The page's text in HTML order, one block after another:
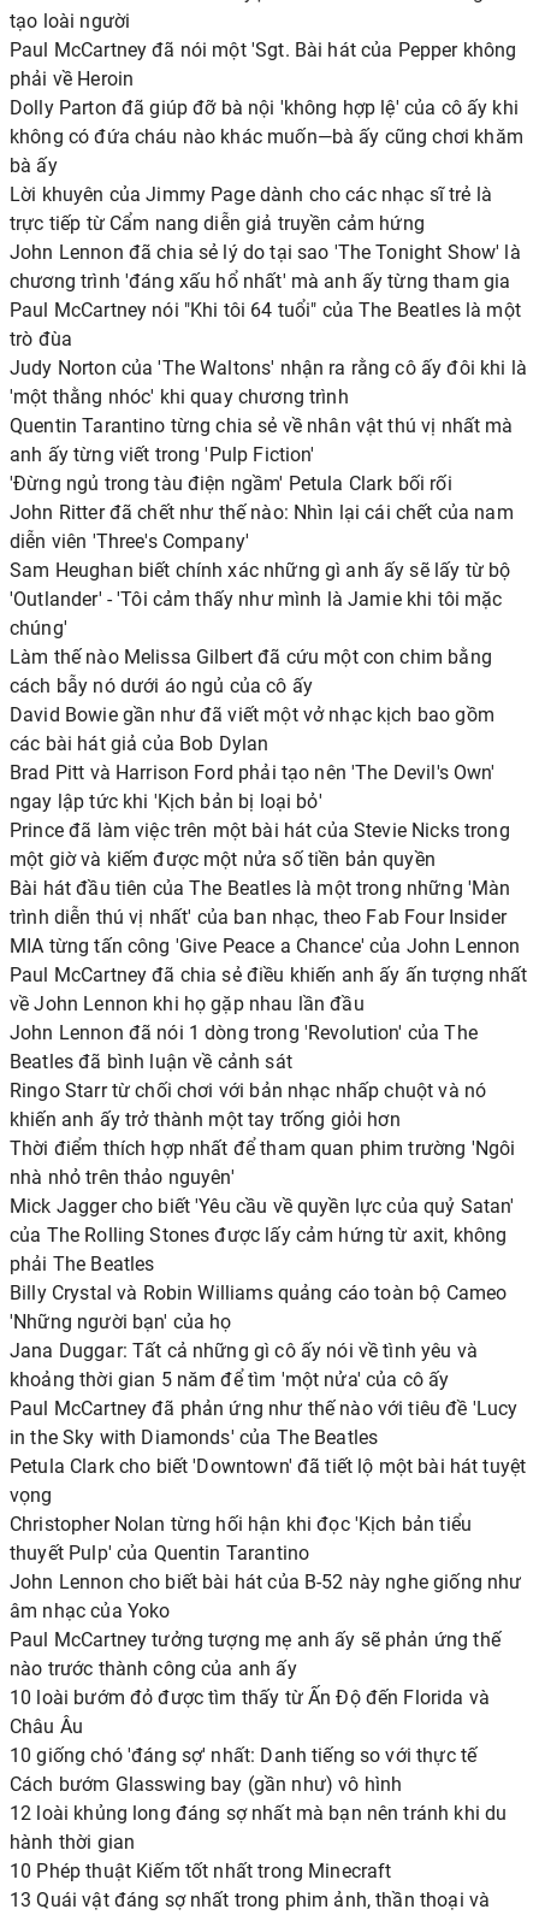
tạo loài người
Paul McCartney đã nói một 'Sgt. Bài hát của Pepper không
phải về Heroin
Dolly Parton đã giúp đỡ bà nội 'không hợp lệ' của cô ấy khi
không có đứa cháu nào khác muốn—bà ấy cũng chơi khăm
bà ấy
Lời khuyên của Jimmy Page dành cho các nhạc sĩ trẻ là
trực tiếp từ Cẩm nang diễn giả truyền cảm hứng
John Lennon đã chia sẻ lý do tại sao 'The Tonight Show' là
chương trình 'đáng xấu hổ nhất' mà anh ấy từng tham gia
Paul McCartney nói "Khi tôi 64 tuổi" của The Beatles là một
trò đùa
Judy Norton của 'The Waltons' nhận ra rằng cô ấy đôi khi là
'một thằng nhóc' khi quay chương trình
Quentin Tarantino từng chia sẻ về nhân vật thú vị nhất mà
anh ấy từng viết trong 'Pulp Fiction'
'Đừng ngủ trong tàu điện ngầm' Petula Clark bối rối
John Ritter đã chết như thế nào: Nhìn lại cái chết của nam
diễn viên 'Three's Company'
Sam Heughan biết chính xác những gì anh ấy sẽ lấy từ bộ
'Outlander' - 'Tôi cảm thấy như mình là Jamie khi tôi mặc
chúng'
Làm thế nào Melissa Gilbert đã cứu một con chim bằng
cách bẫy nó dưới áo ngủ của cô ấy
David Bowie gần như đã viết một vở nhạc kịch bao gồm
các bài hát giả của Bob Dylan
Brad Pitt và Harrison Ford phải tạo nên 'The Devil's Own'
ngay lập tức khi 'Kịch bản bị loại bỏ'
Prince đã làm việc trên một bài hát của Stevie Nicks trong
một giờ và kiếm được một nửa số tiền bản quyền
Bài hát đầu tiên của The Beatles là một trong những 'Màn
trình diễn thú vị nhất' của ban nhạc, theo Fab Four Insider
MIA từng tấn công 'Give Peace a Chance' của John Lennon
Paul McCartney đã chia sẻ điều khiến anh ấy ấn tượng nhất
về John Lennon khi họ gặp nhau lần đầu
John Lennon đã nói 1 dòng trong 'Revolution' của The
Beatles đã bình luận về cảnh sát
Ringo Starr từ chối chơi với bản nhạc nhấp chuột và nó
khiến anh ấy trở thành một tay trống giỏi hơn
Thời điểm thích hợp nhất để tham quan phim trường 'Ngôi
nhà nhỏ trên thảo nguyên'
Mick Jagger cho biết 'Yêu cầu về quyền lực của quỷ Satan'
của The Rolling Stones được lấy cảm hứng từ axit, không
phải The Beatles
Billy Crystal và Robin Williams quảng cáo toàn bộ Cameo
'Những người bạn' của họ
Jana Duggar: Tất cả những gì cô ấy nói về tình yêu và
khoảng thời gian 5 năm để tìm 'một nửa' của cô ấy
Paul McCartney đã phản ứng như thế nào với tiêu đề 'Lucy
in the Sky with Diamonds' của The Beatles
Petula Clark cho biết 'Downtown' đã tiết lộ một bài hát tuyệt
vọng
Christopher Nolan từng hối hận khi đọc 'Kịch bản tiểu
thuyết Pulp' của Quentin Tarantino
John Lennon cho biết bài hát của B-52 này nghe giống như
âm nhạc của Yoko
Paul McCartney tưởng tượng mẹ anh ấy sẽ phản ứng thế
nào trước thành công của anh ấy
10 loài bướm đỏ được tìm thấy từ Ấn Độ đến Florida và
Châu Âu
10 giống chó 'đáng sợ' nhất: Danh tiếng so với thực tế
Cách bướm Glasswing bay (gần như) vô hình
12 loài khủng long đáng sợ nhất mà bạn nên tránh khi du
hành thời gian
10 Phép thuật Kiếm tốt nhất trong Minecraft
13 Quái vật đáng sợ nhất trong phim ảnh, thần thoại và